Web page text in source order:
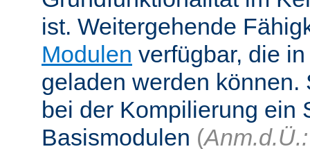
ist. Weitergehende
Modulen verfügbar, die
geladen werden
bei der Kompilierung ein
Basismodulen (Anm.d.Ü.: